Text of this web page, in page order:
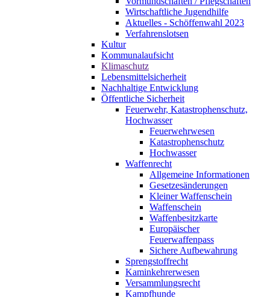
Wirtschaftliche Jugendhilfe
Aktuelles - Schöffenwahl 2023
Verfahrenslotsen
Kultur
Kommunalaufsicht
Klimaschutz
Lebensmittelsicherheit
Nachhaltige Entwicklung
Öffentliche Sicherheit
Feuerwehr, Katastrophenschutz,
Hochwasser
Feuerwehrwesen
Katastrophenschutz
Hochwasser
Waffenrecht
Allgemeine Informationen
Gesetzesänderungen
Kleiner Waffenschein
Waffenschein
Waffenbesitzkarte
Europäischer
Feuerwaffenpass
Sichere Aufbewahrung
Sprengstoffrecht
Kaminkehrerwesen
Versammlungsrecht
Kampfhunde